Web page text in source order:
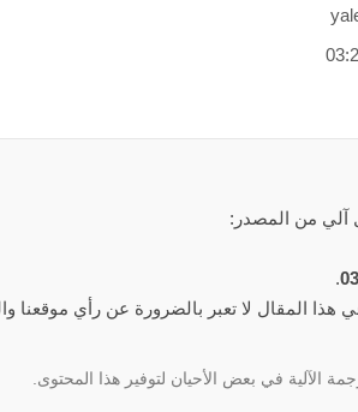
آلي من المصدر:
.
في هذا المقال لا تعبر بالضرورة عن رأي موقعنا
الآلية في بعض الأحيان لتوفير هذا المحتوى.